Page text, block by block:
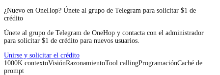
¿Nuevo en OneHop? Únete al grupo de Telegram para solicitar $1 de
crédito
Únete al grupo de Telegram de OneHop y contacta con el administrador
para solicitar $1 de crédito para nuevos usuarios.
Unirse y solicitar el crédito
1000K contextoVisiónRazonamientoTool callingProgramaciónCaché de
prompt